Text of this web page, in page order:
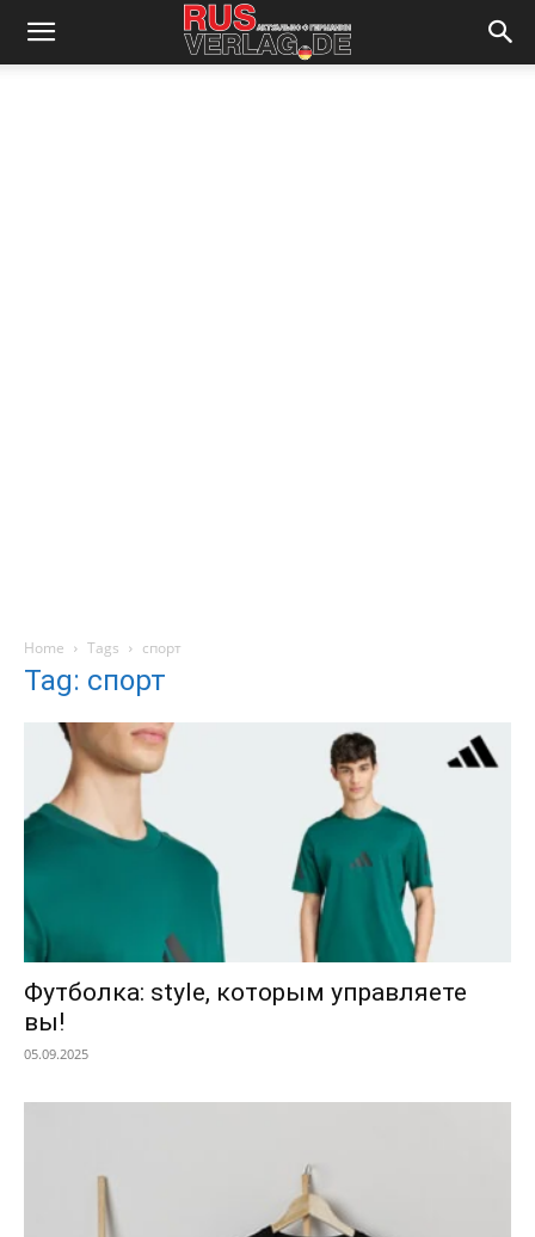
Home Tags спорт
Tag: спорт
Футболка: style, которым управляете
вы!
05.09.2025